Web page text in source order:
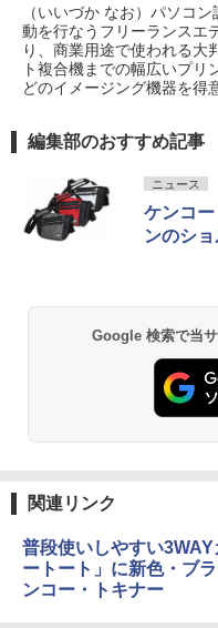
（いいづか なお）パソコ
動を行なうフリーランスエ
り、商業用途で使われる大
ト複合機までの幅広いプリ
どのイメージング機器を得
編集部のおすすめ記事
ニュース
ケンコ
ンのシ
Google 検索で当
関連リンク
普段使いしやすい
ートート」に新色・ブ
ンコー・トキナー